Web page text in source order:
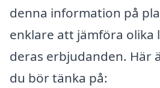
denna information på
enklare att jämföra olika
deras erbjudanden. Här
du bör tänka på: